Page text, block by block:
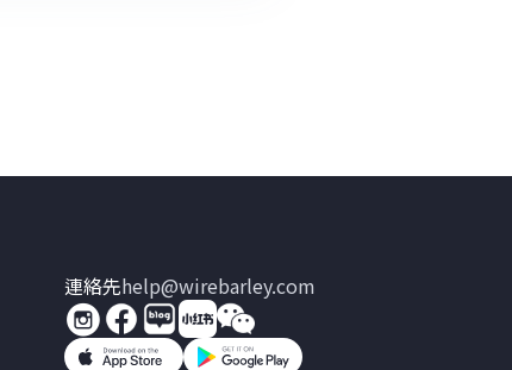
連絡先help@wirebarley.com